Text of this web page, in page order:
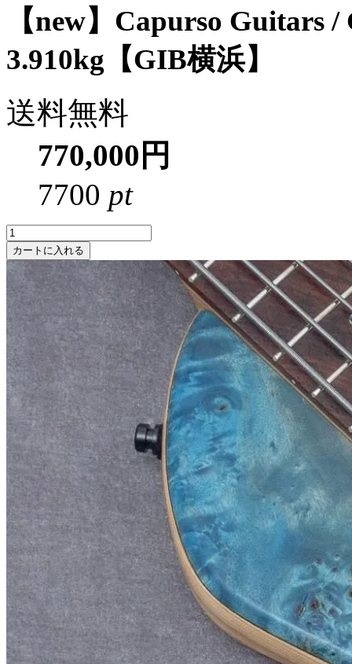
【new】Capurso Guitars
3.910kg【GIB横浜】
送料無料
770,000円
7700 pt
カートに入れる